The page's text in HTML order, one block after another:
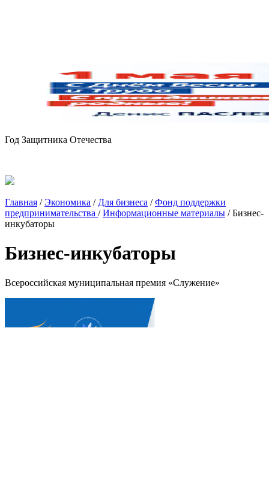
Год Защитника Отечества
Главная /Экономика / Для бизнеса /Фонд поддержки
предпринимательства /Информационные материалы /Бизнес-
инкубаторы
Бизнес-инкубаторы
Всероссийская муниципальная премия «Служение»